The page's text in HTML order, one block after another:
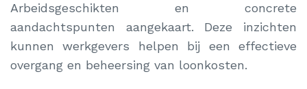
Arbeidsgeschikten en concrete
aandachtspunten aangekaart. Deze inzichten
kunnen werkgevers helpen bij een effectieve
overgang en beheersing van loonkosten.